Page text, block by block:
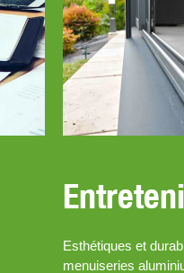
Esthétiques et
menuiseries